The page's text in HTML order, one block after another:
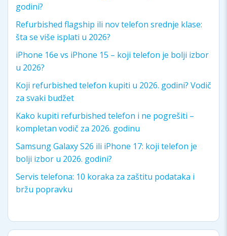
godini?
Refurbished flagship ili nov telefon srednje klase:
šta se više isplati u 2026?
iPhone 16e vs iPhone 15 – koji telefon je bolji izbor
u 2026?
Koji refurbished telefon kupiti u 2026. godini? Vodič
za svaki budžet
Kako kupiti refurbished telefon i ne pogrešiti –
kompletan vodič za 2026. godinu
Samsung Galaxy S26 ili iPhone 17: koji telefon je
bolji izbor u 2026. godini?
Servis telefona: 10 koraka za zaštitu podataka i
bržu popravku